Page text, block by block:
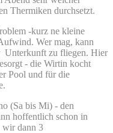
Thermiken durchsetzt.
-kurz ne kleine
Wer mag, kann
Unterkunft zu fliegen. Hier
- die Wirtin kocht
Pool und für die
(Sa bis Mi) - den
hoffentlich schon in
wir dann 3